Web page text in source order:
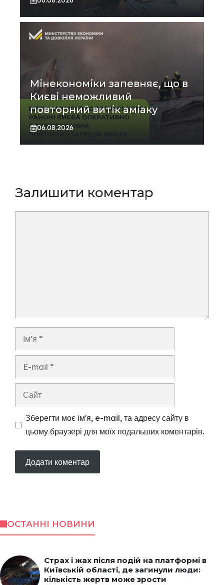
Мінекономіки запевняє, що в
Києві неможливий
повторний витік аміаку
06.08.2026
Залишити коментар
Ім’я
Сайт
Зберегти моє ім'я, e-mail, та адресу сайту в
цьому браузері для моїх подальших коментарів.
ОСТАННІ НОВИНИ
Страх і жах після подій на платформі в
Київській області, де загинули люди:
кількість жертв може зрости